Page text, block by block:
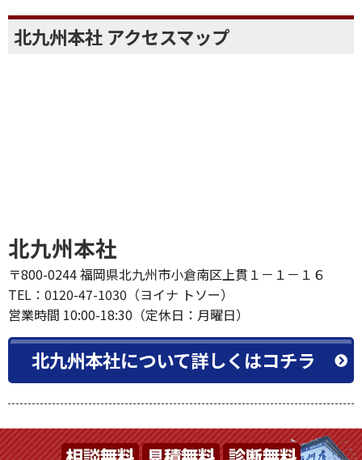
北九州本社 アクセスマップ
北九州本社
〒800-0244 福岡県北九州市小倉南区上貫１－１－１６
TEL：0120-47-1030（ヨイナ トソー）
営業時間 10:00-18:30（定休日：月曜日）
北九州本社について詳しくはコチラ